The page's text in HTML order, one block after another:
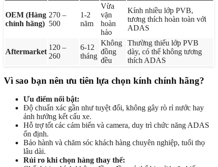
OEM (Hàng
chính hãng)
270 –
500
1-2
năm
Vừa
vặn
hoàn
hảo
Kính nhiều lớp PVB,
tương thích hoàn toàn với
ADAS
Aftermarket
120 –
260
6-12
tháng
Không
đồng
đều
Thường thiếu lớp PVB
dày, có thể không tương
thích ADAS
Vì sao bạn nên ưu tiên lựa chọn kính chính hãng?
Ưu điểm nổi bật:
Độ chuẩn xác gần như tuyệt đối, không gây rò rỉ nước hay
ảnh hưởng kết cấu xe.
Hỗ trợ tốt các cảm biến và camera, duy trì chức năng ADAS
ổn định.
Bảo hành và chăm sóc khách hàng chuyên nghiệp, tuổi thọ
lâu dài.
Rủi ro khi chọn hàng thay thế: